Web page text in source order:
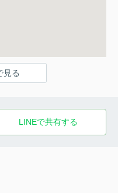
見る
LINEで共有する